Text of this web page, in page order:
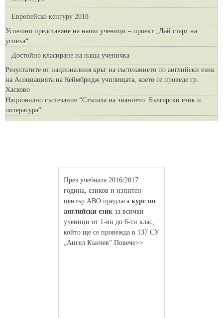
Европейско кенгуру 2018
Успешно представяне на наши ученици – проект „Дай старт на
успеха“
Достойно класиране на наша ученичка
Резултатите от националния кръг на състезанието по английски език
на Асоциацията на Кеймбридж училищата, което се проведе гр.
Хасково
Национално състезание “Стъпала на знанието. Български език и
литература”
През учебната 2016/2017
година, езиков и изпитен
център АВО предлага курс по
английски език за всички
ученици от 1-ви до 6-ти клас,
който ще се провежда в 137 СУ
„Ангел Кънчев“ Повече>>